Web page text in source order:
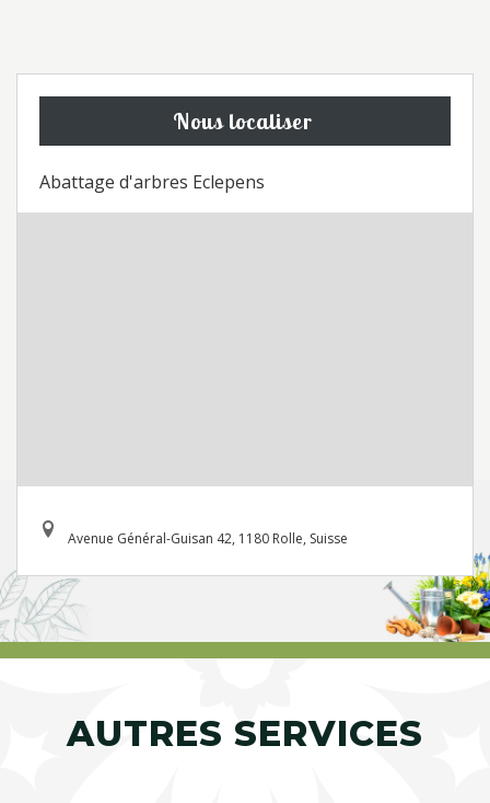
Nous localiser
Abattage d'arbres Eclepens
Avenue Général-Guisan 42, 1180 Rolle, Suisse
AUTRES SERVICES